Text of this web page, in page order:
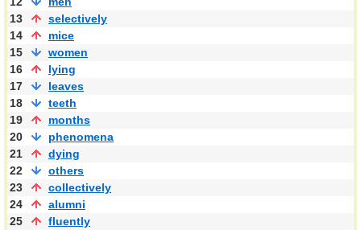
13
selectively
14
mice
15
women
16
lying
17
leaves
18
teeth
19
months
20
phenomena
21
dying
22
others
23
collectively
24
alumni
25
fluently